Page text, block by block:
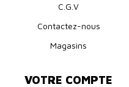
C.G.V
Contactez-nous
Magasins
VOTRE COMPTE